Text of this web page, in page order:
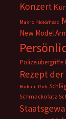
Konzert
Makro Motörhead
New Model
Polizeiübergriffe
Rezept der
Rock im Park
Schmackofatz